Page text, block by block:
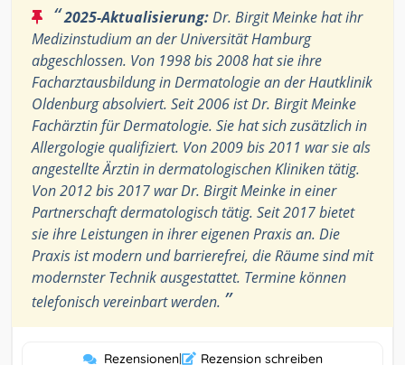
“2025-Aktualisierung:Dr. Birgit Meinke hat ihr
Medizinstudium an der Universität Hamburg
abgeschlossen. Von 1998 bis 2008 hat sie ihre
Facharztausbildung in Dermatologie an der Hautklinik
Oldenburg absolviert. Seit 2006 ist Dr. Birgit Meinke
Fachärztin für Dermatologie. Sie hat sich zusätzlich in
Allergologie qualifiziert. Von 2009 bis 2011 war sie als
angestellte Ärztin in dermatologischen Kliniken tätig.
Von 2012 bis 2017 war Dr. Birgit Meinke in einer
Partnerschaft dermatologisch tätig. Seit 2017 bietet
sie ihre Leistungen in ihrer eigenen Praxis an. Die
Praxis ist modern und barrierefrei, die Räume sind mit
modernster Technik ausgestattet. Termine können
telefonisch vereinbart werden. ”
Rezensionen| Rezension schreiben